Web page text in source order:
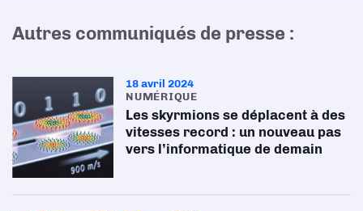
Autres communiqués de presse :
18 avril 2024
NUMÉRIQUE
Les skyrmions se déplacent à des
vitesses record : un nouveau pas
vers l’informatique de demain